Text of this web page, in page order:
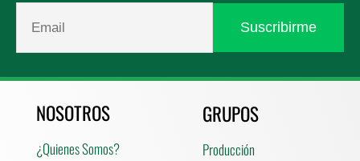
NOSOTROS
¿Quienes Somos?
GRUPOS
Producción